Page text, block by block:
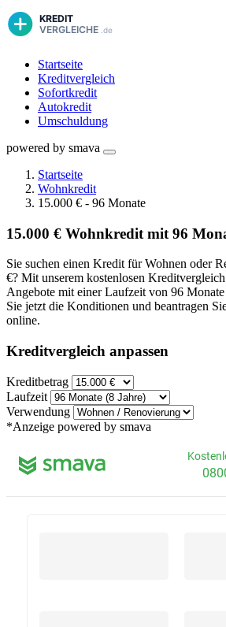
Startseite
Kreditvergleich
Sofortkredit
Autokredit
Umschuldung
powered by smava
Startseite
Wohnkredit
15.000 € - 96 Monate
15.000 € Wohnkredit mit 96
Sie suchen einen Kredit für Wohnen oder
€? Mit unserem kostenlosen
Angebote mit einer Laufzeit von 96
Sie jetzt die Konditionen und beantragen
online.
Kreditvergleich anpassen
Kreditbetrag
Laufzeit
Verwendung
*Anzeige powered by smava